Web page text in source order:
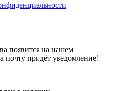
появится на нашем
почту придёт уведомление!